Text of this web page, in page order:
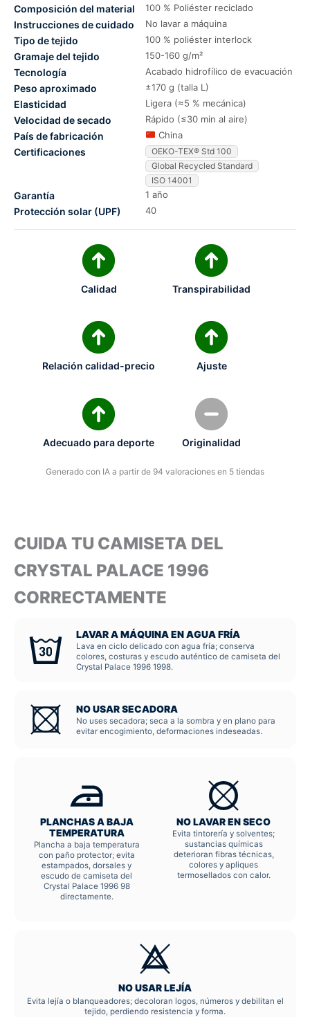
Composición del material 100 % Poliéster reciclado
Instrucciones de cuidado No lavar a máquina
Tipo de tejido 100 % poliéster interlock
Gramaje del tejido 150-160 g/m²
Tecnología Acabado hidrofílico de evacuación
Peso aproximado ±170 g (talla L)
Elasticidad Ligera (≈5 % mecánica)
Velocidad de secado Rápido (≤30 min al aire)
País de fabricación China
Certificaciones
OEKO-TEX® Std 100
Global Recycled Standard
ISO 14001
Garantía 1 año
Protección solar (UPF) 40
Calidad Transpirabilidad
Relación calidad-precio Ajuste
Adecuado para deporte Originalidad
Generado con IA a partir de 94 valoraciones en 5 tiendas
CUIDA TU CAMISETA DEL
CRYSTAL PALACE 1996
CORRECTAMENTE
LAVAR A MÁQUINA EN AGUA FRÍA
Lava en ciclo delicado con agua fría; conserva
colores, costuras y escudo auténtico de camiseta del
Crystal Palace 1996 1998.
NO USAR SECADORA
No uses secadora; seca a la sombra y en plano para
evitar encogimiento, deformaciones indeseadas.
PLANCHAS A BAJA
TEMPERATURA
Plancha a baja temperatura
con paño protector; evita
estampados, dorsales y
escudo de camiseta del
Crystal Palace 1996 98
directamente.
NO LAVAR EN SECO
Evita tintorería y solventes;
sustancias químicas
deterioran fibras técnicas,
colores y apliques
termosellados con calor.
NO USAR LEJÍA
Evita lejía o blanqueadores; decoloran logos, números y debilitan el
tejido, perdiendo resistencia y forma.